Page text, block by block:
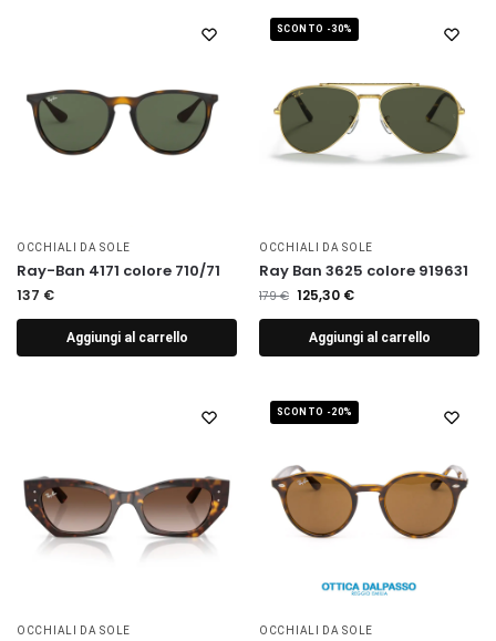
OCCHIALI DA SOLE
Ray-Ban 4171 colore 710/71
137 €
Aggiungi al carrello
SCONTO -30%
OCCHIALI DA SOLE
Ray Ban 3625 colore 919631
179€ 125,30 €
Aggiungi al carrello
OCCHIALI DA SOLE
SCONTO -20%
OCCHIALI DA SOLE